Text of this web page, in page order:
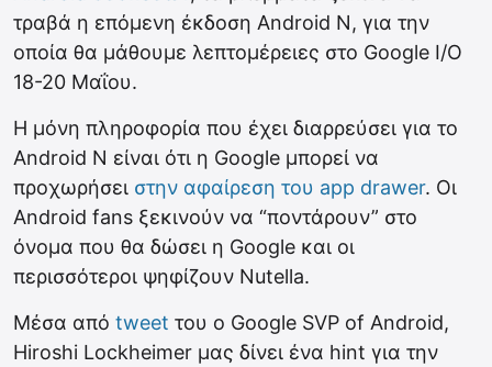
τραβά η επόμενη έκδοση Android N, για την
οποία θα μάθουμε λεπτομέρειες στο Google I/O
18-20 Μαΐου.
Η μόνη πληροφορία που έχει διαρρεύσει για το
Android N είναι ότι η Google μπορεί να
προχωρήσει στην αφαίρεση του app drawer. Οι
Android fans ξεκινούν να “ποντάρουν” στο
όνομα που θα δώσει η Google και οι
περισσότεροι ψηφίζουν Nutella.
Μέσα από tweet του ο Google SVP of Android,
Hiroshi Lockheimer μας δίνει ένα hint για την